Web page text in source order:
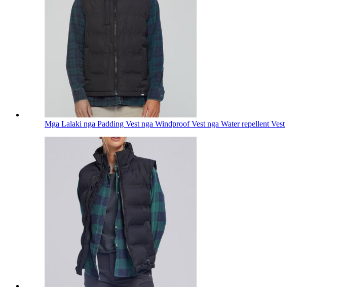
Mga Lalaki nga Padding Vest nga Windproof Vest nga Water repellent Vest